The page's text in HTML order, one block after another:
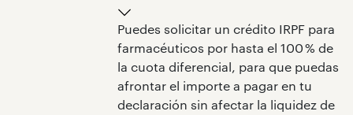
Puedes solicitar un crédito IRPF para
farmacéuticos por hasta el 100 % de
la cuota diferencial, para que puedas
afrontar el importe a pagar en tu
declaración sin afectar la liquidez de